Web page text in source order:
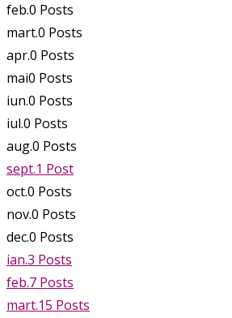
feb.0 Posts
mart.0 Posts
apr.0 Posts
mai0 Posts
iun.0 Posts
iul.0 Posts
aug.0 Posts
sept.1 Post
oct.0 Posts
nov.0 Posts
dec.0 Posts
ian.3 Posts
feb.7 Posts
mart.15 Posts